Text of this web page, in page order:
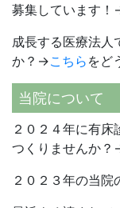
募集しています
成長する医療法人
か？→こちら をど
当院について
２０２４年に有
つくりませんか
２０２３年の当